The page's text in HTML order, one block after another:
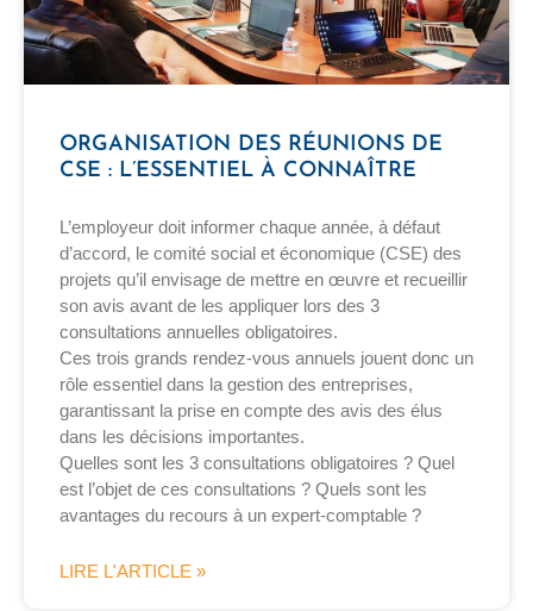
ORGANISATION DES RÉUNIONS DE
CSE : L’ESSENTIEL À CONNAÎTRE
L’employeur doit informer chaque année, à défaut
d’accord, le comité social et économique (CSE) des
projets qu’il envisage de mettre en œuvre et recueillir
son avis avant de les appliquer lors des 3
consultations annuelles obligatoires.
Ces trois grands rendez-vous annuels jouent donc un
rôle essentiel dans la gestion des entreprises,
garantissant la prise en compte des avis des élus
dans les décisions importantes.
Quelles sont les 3 consultations obligatoires ? Quel
est l’objet de ces consultations ? Quels sont les
avantages du recours à un expert-comptable ?
LIRE L'ARTICLE »